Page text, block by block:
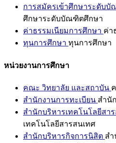
การสมัครเข้าศึกษาระดับ
ศึกษาระดับบัณฑิตศึกษา
ค่าธรรมเนียมการศึกษา ค่า
ทุนการศึกษา ทุนการศึกษา
หน่วยงานการศึกษา
คณะ วิทยาลัย และสถาบัน
สำนักงานการทะเบียน สำนั
สำนักบริหารเทคโนโลยีสา
เทคโนโลยีสารสนเทศ
สำนักบริหารกิจการนิสิต ส